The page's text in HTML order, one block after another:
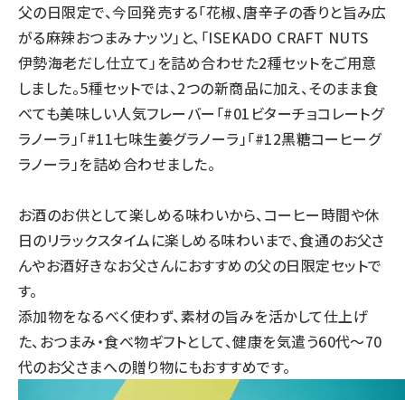
父の日限定で、今回発売する「花椒、唐辛子の香りと旨み広
がる麻辣おつまみナッツ」と、「ISEKADO CRAFT NUTS
伊勢海老だし仕立て」を詰め合わせた2種セットをご用意
しました。5種セットでは、2つの新商品に加え、そのまま食
べても美味しい人気フレーバー「#01ビターチョコレートグ
ラノーラ」「#11七味生姜グラノーラ」「#12黒糖コーヒーグ
ラノーラ」を詰め合わせました。
お酒のお供として楽しめる味わいから、コーヒー時間や休
日のリラックスタイムに楽しめる味わいまで、食通のお父さ
んやお酒好きなお父さんにおすすめの父の日限定セットで
す。
添加物をなるべく使わず、素材の旨みを活かして仕上げ
た、おつまみ・食べ物ギフトとして、健康を気遣う60代～70
代のお父さまへの贈り物にもおすすめです。